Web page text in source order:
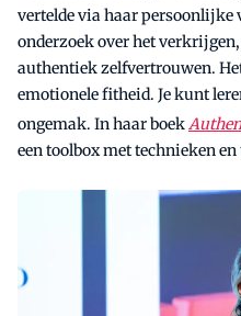
vertelde via haar
onderzoek over het
authentiek zelfvertrouwen.
emotionele fitheid. Je kunt
ongemak. In haar boek
een toolbox met technieken